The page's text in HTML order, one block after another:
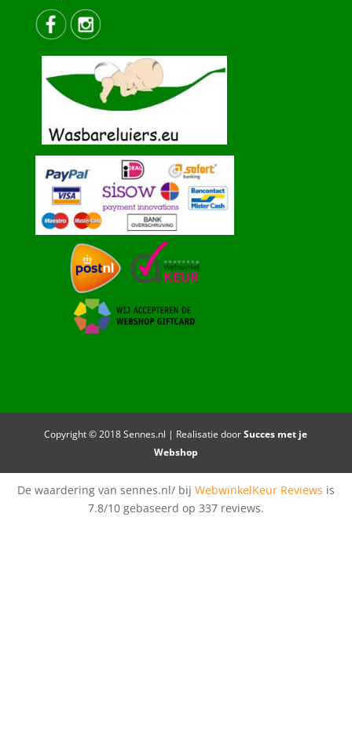
Copyright © 2018 Sennes.nl | Realisatie doorSucces met je
Webshop
De waardering van sennes.nl/ bij WebwinkelKeur Reviews is
7.8/10 gebaseerd op 337 reviews.